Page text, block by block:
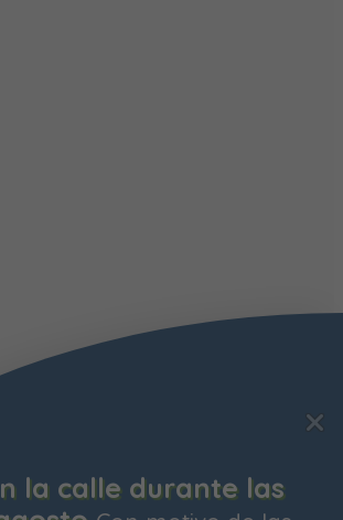
la calle durante las